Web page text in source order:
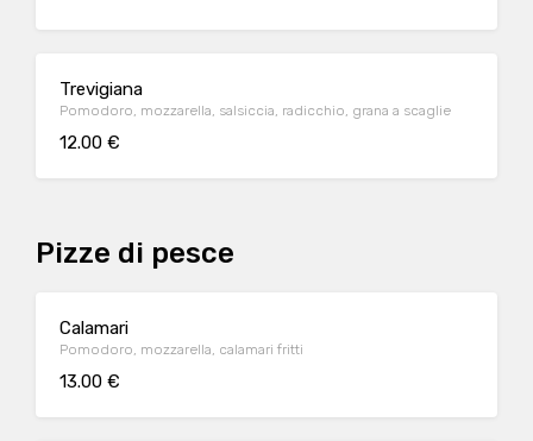
Trevigiana
Pomodoro, mozzarella, salsiccia, radicchio, grana a scaglie
12.00 €
Pizze di pesce
Calamari
Pomodoro, mozzarella, calamari fritti
13.00 €